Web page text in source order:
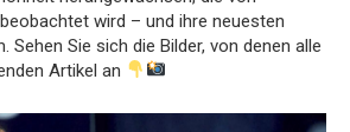
wird – und ihre neuesten
Sehen Sie sich die Bilder, von denen alle
Artikel an